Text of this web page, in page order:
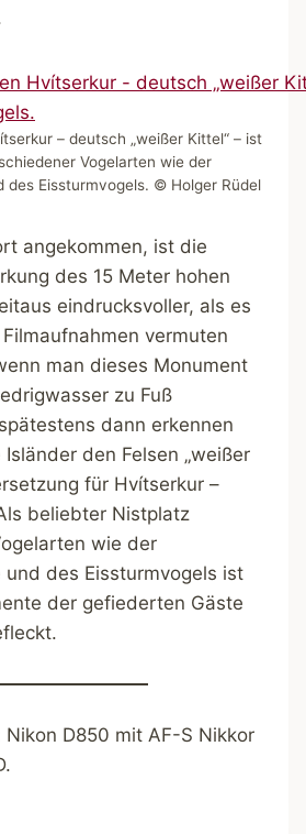
– deutsch „weißer Kittel“ – ist
Vogelarten wie der
des Eissturmvogels. © Holger Rüdel
angekommen, ist die
des 15 Meter hohen
eindrucksvoller, als es
vermuten
man dieses Monument
zu Fuß
dann erkennen
den Felsen „weißer
für Hvítserkur –
beliebter Nistplatz
wie der
und des Eissturmvogels ist
der gefiederten Gäste
D850 mit AF-S Nikkor